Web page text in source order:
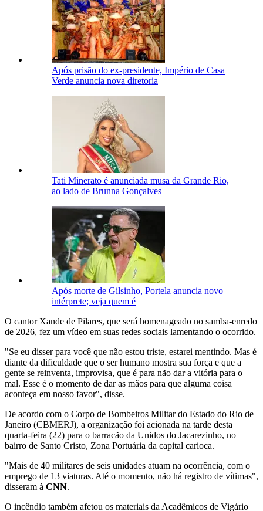
Após prisão do ex-presidente, Império de Casa
Verde anuncia nova diretoria
Tati Minerato é anunciada musa da Grande Rio,
ao lado de Brunna Gonçalves
Após morte de Gilsinho, Portela anuncia novo
intérprete; veja quem é
O cantor Xande de Pilares, que será homenageado no samba-enredo
de 2026, fez um vídeo em suas redes sociais lamentando o ocorrido.
"Se eu disser para você que não estou triste, estarei mentindo. Mas é
diante da dificuldade que o ser humano mostra sua força e que a
gente se reinventa, improvisa, que é para não dar a vitória para o
mal. Esse é o momento de dar as mãos para que alguma coisa
aconteça em nosso favor", disse.
De acordo com o Corpo de Bombeiros Militar do Estado do Rio de
Janeiro (CBMERJ), a organização foi acionada na tarde desta
quarta-feira (22) para o barracão da Unidos do Jacarezinho, no
bairro de Santo Cristo, Zona Portuária da capital carioca.
"Mais de 40 militares de seis unidades atuam na ocorrência, com o
emprego de 13 viaturas. Até o momento, não há registro de vítimas",
disseram à CNN.
O incêndio também afetou os materiais da Acadêmicos de Vigário